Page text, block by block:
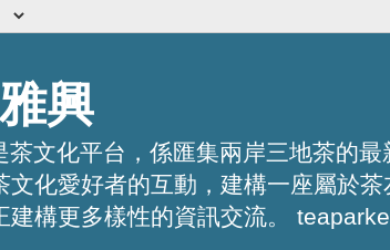
興
茶文化平台，係匯集兩岸三地茶的
化愛好者的互動，建構一座屬於
建構更多樣性的資訊交流。